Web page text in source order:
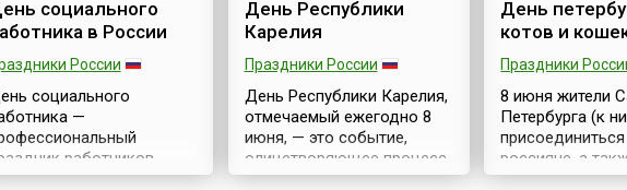
социального
в России
России
социального
—
работников
социальной
День Республики
Карелия
Праздники России
День Республики Карелия,
отмечаемый ежегодно 8
июня, — это событие,
олицетворяющее процесс
оформления
День
котов и
Праздники
8 июня жители
Петербурга (к
россияне, а
желающие)